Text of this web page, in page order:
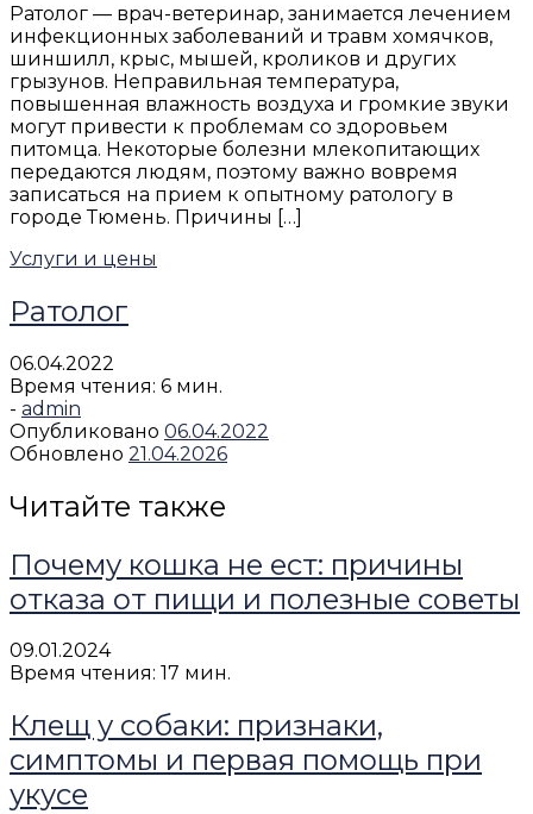
Ратолог — врач-ветеринар, занимается лечением
инфекционных заболеваний и травм хомячков,
шиншилл, крыс, мышей, кроликов и других
грызунов. Неправильная температура,
повышенная влажность воздуха и громкие звуки
могут привести к проблемам со здоровьем
питомца. Некоторые болезни млекопитающих
передаются людям, поэтому важно вовремя
записаться на прием к опытному ратологу в
городе Тюмень. Причины […]
Услуги и цены
Ратолог
06.04.2022
Время чтения: 6 мин.
- admin
Опубликовано 06.04.2022
Обновлено 21.04.2026
Читайте также
Почему кошка не ест: причины
отказа от пищи и полезные советы
09.01.2024
Время чтения: 17 мин.
Клещ у собаки: признаки,
симптомы и первая помощь при
укусе